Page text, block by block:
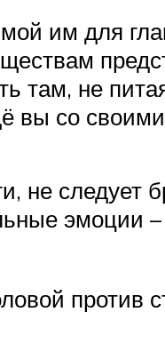
им для
там, не
вы со
не следует
эмоции
против